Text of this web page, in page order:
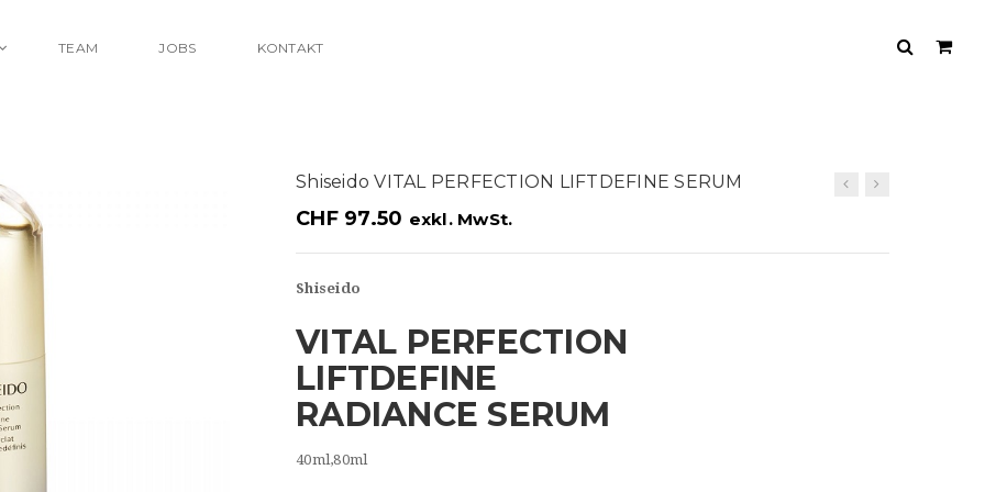
TEAM JOBS KONTAKT
Shiseido VITAL PERFECTION LIFTDEFINE SERUM
CHF97.50 exkl. MwSt.
Shiseido
VITAL PERFECTION
LIFTDEFINE
RADIANCE SERUM
40ml,80ml